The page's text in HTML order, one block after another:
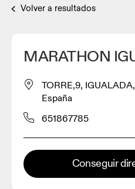
Volver a resultados
MARATHON
TORRE,9,
España
651867785
Conseguir